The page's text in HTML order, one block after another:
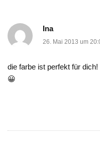
Ina
26. Mai 2013 um
die farbe ist perfekt für
😀